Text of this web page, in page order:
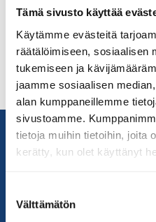
Tämä sivusto käyttää
Käytämme evästeitä
räätälöimiseen, sosiaalisen
tukemiseen ja
jaamme sosiaalisen
alan kumppaneillemme
sivustoamme.
tietoja muihin tietoihin, joita
kerätty, kun olet käyttänyt
valinta
Välttämätön
tuotteet
leireille. Uusia tilauksia on
muutaman kerran kevään
jatkossa mahdollista
Minimiasustevaatimus […]
Yhteystiedot